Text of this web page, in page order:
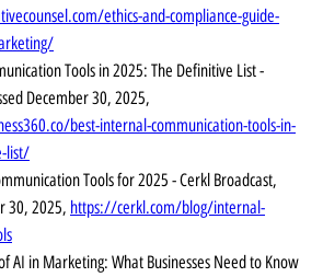
ethics-and-compliance-guide-
Tools in 2025: The Definitive List -
December 30, 2025,
best-internal-communication-tools-in-
list/
Tools for 2025 - Cerkl Broadcast,
30, 2025, https://cerkl.com/blog/internal-
AI in Marketing: What Businesses Need to Know